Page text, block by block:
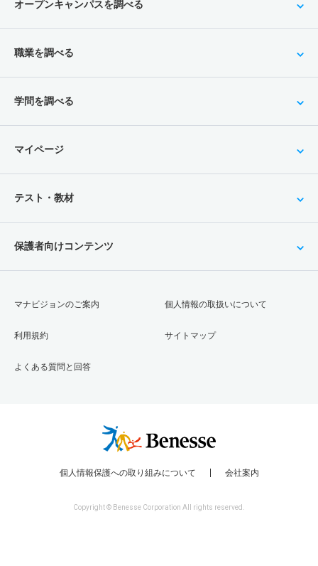
オープンキャンパスを調べる
職業を調べる
学問を調べる
マイページ
テスト・教材
保護者向けコンテンツ
マナビジョンのご案内
利用規約
よくある質問と回答
個人情報の取扱いについて
サイトマップ
個人情報保護への取り組みについて 会社案内
Copyright © Benesse Corporation All rights reserved.